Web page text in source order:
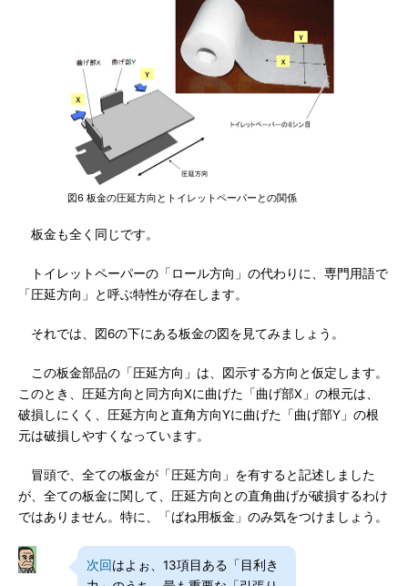
図6 板金の圧延方向とトイレットペーパーとの関係
板金も全く同じです。
トイレットペーパーの「ロール方向」の代わりに、専門用語で
「圧延方向」と呼ぶ特性が存在します。
それでは、図6の下にある板金の図を見てみましょう。
この板金部品の「圧延方向」は、図示する方向と仮定します。
このとき、圧延方向と同方向Xに曲げた「曲げ部X」の根元は、
破損しにくく、圧延方向と直角方向Yに曲げた「曲げ部Y」の根
元は破損しやすくなっています。
冒頭で、全ての板金が「圧延方向」を有すると記述しました
が、全ての板金に関して、圧延方向との直角曲げが破損するわけ
ではありません。特に、「ばね用板金」のみ気をつけましょう。
次回はよぉ、13項目ある「目利き